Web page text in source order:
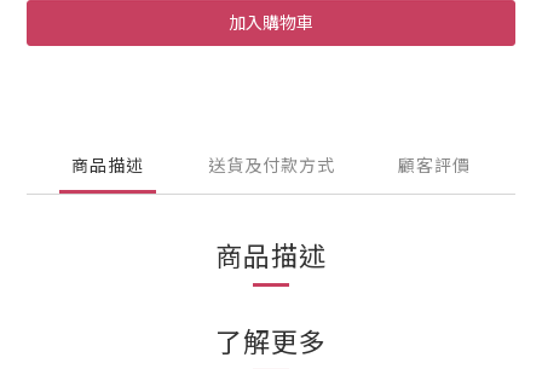
加入購物車
商品描述 送貨及付款方式 顧客評價
商品描述
了解更多